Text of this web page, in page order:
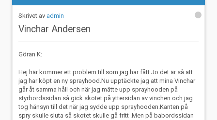
admin
Vinchar Andersen
Göran K:
Hej här kommer ett problem till som jag har fått.Jo det är så att
jag har köpt en ny sprayhood.Nu upptäckte jag att mina Vinchar
går åt samma håll och när jag mätte upp sprayhooden på
styrbordssidan så gick skotet på yttersidan av vinchen och jag
tog hänsyn till det när jag sydde upp sprayhooden.Kanten på
spry skulle sluta så skotet skulle gå fritt .Men på babordssidan